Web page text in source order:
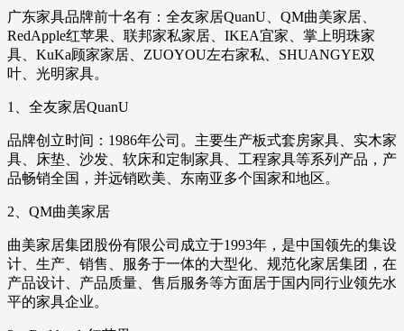
广东家具品牌前十名有：全友家居QuanU、QM曲美家居、
RedApple红苹果、联邦家私家居、IKEA宜家、掌上明珠家
具、KuKa顾家家居、ZUOYOU左右家私、SHUANGYE双
叶、光明家具。
1、全友家居QuanU
品牌创立时间：1986年公司。主要生产板式套房家具、实木家
具、床垫、沙发、软床和定制家具、工程家具等系列产品，产
品畅销全国，并远销欧美、东南亚多个国家和地区。
2、QM曲美家居
曲美家居集团股份有限公司成立于1993年，是中国领先的集设
计、生产、销售、服务于一体的大型化、规范化家居集团，在
产品设计、产品质量、售后服务等方面居于国内同行业领先水
平的家具企业。